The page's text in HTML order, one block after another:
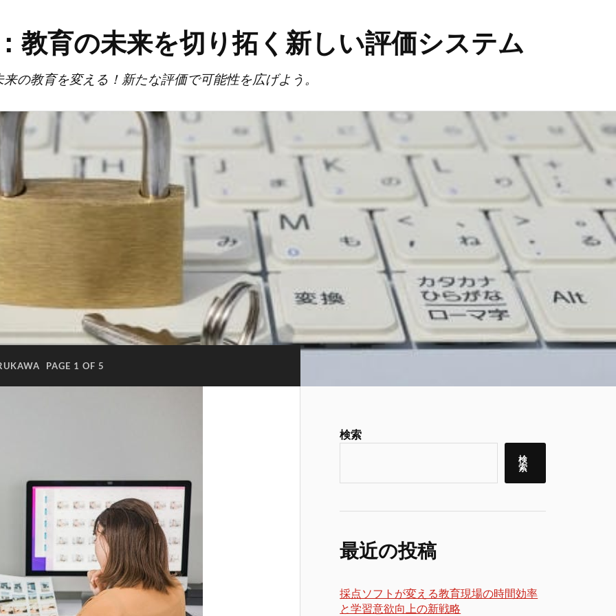
教育の未来を切り拓く新しい評価システム
来の教育を変える！新たな評価で可能性を広げよう。
PAGE 1 OF 5
検索
検
索
最近の投稿
採点ソフトが変える教育現場の時間効率
と学習意欲向上の新戦略